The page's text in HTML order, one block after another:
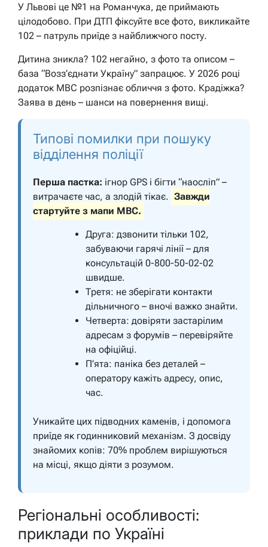
У Львові це №1 на Романчука, де приймають
цілодобово. При ДТП фіксуйте все фото, викликайте
102 – патруль приїде з найближчого посту.
Дитина зникла? 102 негайно, з фото та описом –
база “Возз’єднати Україну” запрацює. У 2026 році
додаток МВС розпізнає обличчя з фото. Крадіжка?
Заява в день – шанси на повернення вищі.
Типові помилки при пошуку
відділення поліції
Перша пастка: ігнор GPS і бігти “наосліп” –
витрачаєте час, а злодій тікає. Завжди
стартуйте з мапи МВС.
Друга: дзвонити тільки 102,
забуваючи гарячі лінії – для
консультацій 0-800-50-02-02
швидше.
Третя: не зберігати контакти
дільничного – вночі важко знайти.
Четверта: довіряти застарілим
адресам з форумів – перевіряйте
на офіційці.
П’ята: паніка без деталей –
оператору кажіть адресу, опис,
час.
Уникайте цих підводних каменів, і допомога
приїде як годинниковий механізм. З досвіду
знайомих копів: 70% проблем вирішуються
на місці, якщо діяти з розумом.
Регіональні особливості:
приклади по Україні